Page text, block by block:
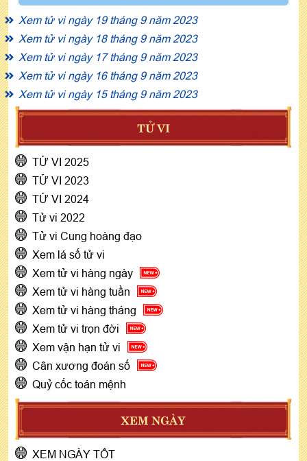
Xem tử vi ngày 19 tháng 9 năm 2023
Xem tử vi ngày 18 tháng 9 năm 2023
Xem tử vi ngày 17 tháng 9 năm 2023
Xem tử vi ngày 16 tháng 9 năm 2023
Xem tử vi ngày 15 tháng 9 năm 2023
TỬ VI
TỬ VI 2025
TỬ VI 2023
TỬ VI 2024
Tử vi 2022
Tử vi Cung hoàng đạo
Xem lá số tử vi
Xem tử vi hàng ngày
Xem tử vi hàng tuần
Xem tử vi hàng tháng
Xem tử vi trọn đời
Xem vận hạn tử vi
Cân xương đoán số
Quỷ cốc toán mệnh
XEM NGÀY
XEM NGÀY TỐT